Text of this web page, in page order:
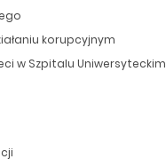
korupcyjnym
w Szpitalu Uniwersyteckim